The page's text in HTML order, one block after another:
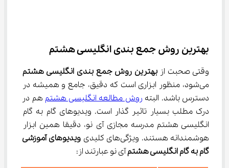
بهترین روش جمع بندی انگلیسی هشتم
وقتی صحبت از بهترین روش جمع بندی انگلیسی هشتم
می‌شود، منظور ابزاری است که دقیق، جامع و همیشه در
دسترس باشد. البته روش مطالعه انگلیسی هشتم هم در
درک مطلب بسیار تاثیر گذار است. ویدیوهای گام به گام
انگلیسی هشتم مدرسه مجازی آی نو، دقیقا همین ابزار
هوشمندانه هستند. ویژگی‌های کلیدی
ویدیوهای آموزشی
گام به گام انگلیسی هشتم آی نو عبارتند از: